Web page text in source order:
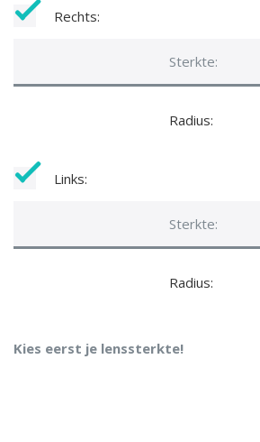
Rechts:
Sterkte:
Radius:
Links:
Sterkte:
Radius:
Kies eerst je lenssterkte!